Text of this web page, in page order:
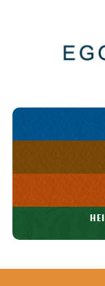
Museum